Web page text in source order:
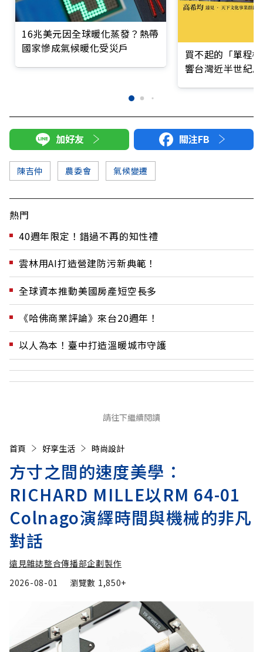
16兆美元因全球暖化蒸發？熱帶
國家慘成氣候暖化受災戶
買不起的「單程
響台灣近半世紀
加好友 關注FB
陳吉仲 農委會 氣候變遷
熱門
40週年限定！錯過不再的知性禮
雲林用AI打造營建防污新典範！
全球資本推動美國房產短空長多
《哈佛商業評論》來台20週年！
以人為本！臺中打造溫暖城市守護
請往下繼續閱讀
首頁 好享生活 時尚設計
方寸之間的速度美學：
RICHARD MILLE以RM 64-01
Colnago演繹時間與機械的非凡
對話
遠見雜誌整合傳播部企劃製作
2026-08-01
瀏覽數 1,850+